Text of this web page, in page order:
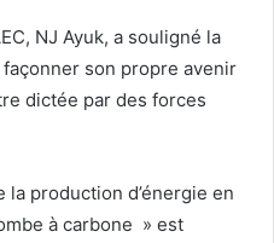
NJ Ayuk, a souligné la
son propre avenir
dictée par des forces
la production d’énergie en
à carbone » est